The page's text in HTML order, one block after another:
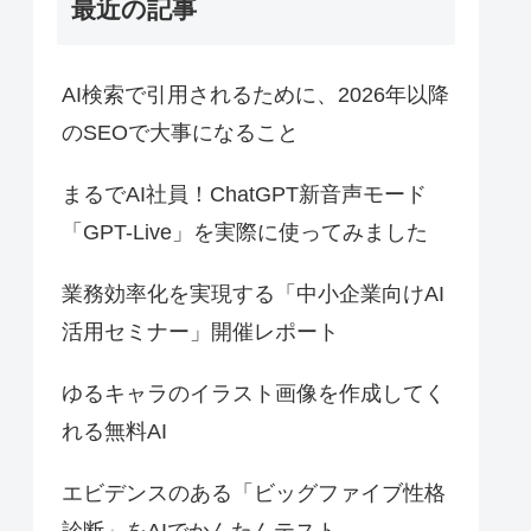
最近の記事
AI検索で引用されるために、2026年以降
のSEOで大事になること
まるでAI社員！ChatGPT新音声モード
「GPT-Live」を実際に使ってみました
業務効率化を実現する「中小企業向けAI
活用セミナー」開催レポート
ゆるキャラのイラスト画像を作成してく
れる無料AI
エビデンスのある「ビッグファイブ性格